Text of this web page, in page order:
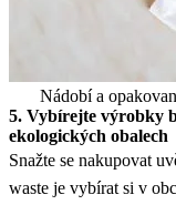
Nádobí a
5. Vybírejte výrobky
ekologických obalech
Snažte se nakupovat
waste je vybírat si v